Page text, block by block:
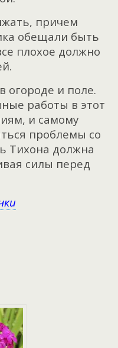
причем
обещали быть
плохое должно
огороде и поле.
работы в этот
и самому
проблемы со
Тихона должна
силы перед